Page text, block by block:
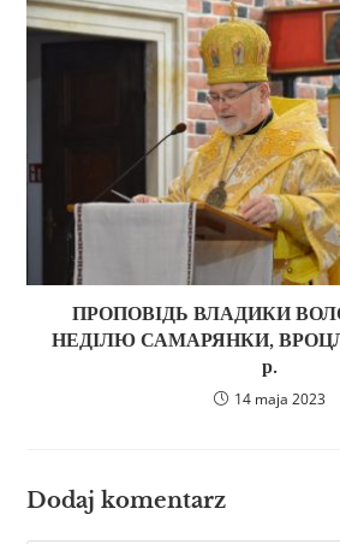
ПРОПОВІДЬ ВЛАДИКИ
НЕДІЛЮ САМАРЯНКИ,
р.
14 maja 2023
Dodaj komentarz